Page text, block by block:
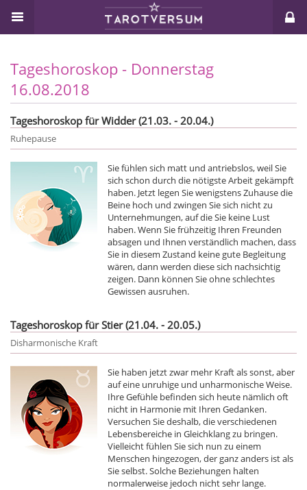
Tageshoroskop - Donnerstag
16.08.2018
Tageshoroskop für Widder (21.03. - 20.04.)
Ruhepause
Sie fühlen sich matt und antriebslos, weil Sie
sich schon durch die nötigste Arbeit gekämpft
haben. Jetzt legen Sie wenigstens Zuhause die
Beine hoch und zwingen Sie sich nicht zu
Unternehmungen, auf die Sie keine Lust
haben. Wenn Sie frühzeitig Ihren Freunden
absagen und Ihnen verständlich machen, dass
Sie in diesem Zustand keine gute Begleitung
wären, dann werden diese sich nachsichtig
zeigen. Dann können Sie ohne schlechtes
Gewissen ausruhen.
Tageshoroskop für Stier (21.04. - 20.05.)
Disharmonische Kraft
Sie haben jetzt zwar mehr Kraft als sonst, aber
auf eine unruhige und unharmonische Weise.
Ihre Gefühle befinden sich heute nämlich oft
nicht in Harmonie mit Ihren Gedanken.
Versuchen Sie deshalb, die verschiedenen
Lebensbereiche in Gleichklang zu bringen.
Vielleicht fühlen Sie sich nun zu einem
Menschen hingezogen, der ganz anders ist als
Sie selbst. Solche Beziehungen halten
normalerweise jedoch nicht sehr lange.